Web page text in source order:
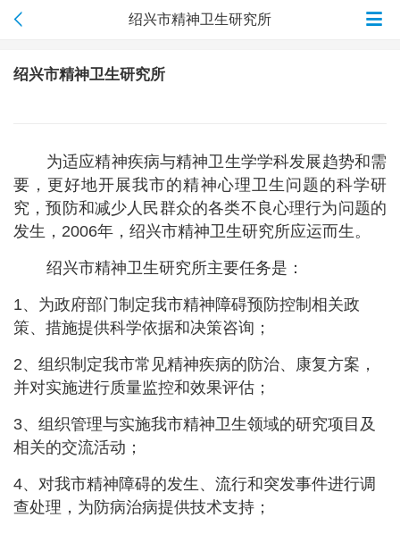
绍兴市精神卫生研究所
绍兴市精神卫生研究所
为适应精神疾病与精神卫生学学科发展趋势和需
要，更好地开展我市的精神心理卫生问题的科学研
究，预防和减少人民群众的各类不良心理行为问题的
发生， 2006年，绍兴市精神卫生研究所应运而生。
绍兴市精神卫生研究所主要任务是：
1、为政府部门制定我市精神障碍预防控制相关政
策、措施提供科学依据和决策咨询；
2、组织制定我市常见精神疾病的防治、康复方案，
并对实施进行质量监控和效果评估；
3、组织管理与实施我市精神卫生领域的研究项目及
相关的交流活动；
4、对我市精神障碍的发生、流行和突发事件进行调
查处理，为防病治病提供技术支持；